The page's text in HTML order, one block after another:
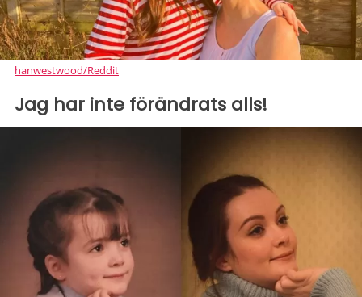
hanwestwood/Reddit
Jag har inte förändrats alls!